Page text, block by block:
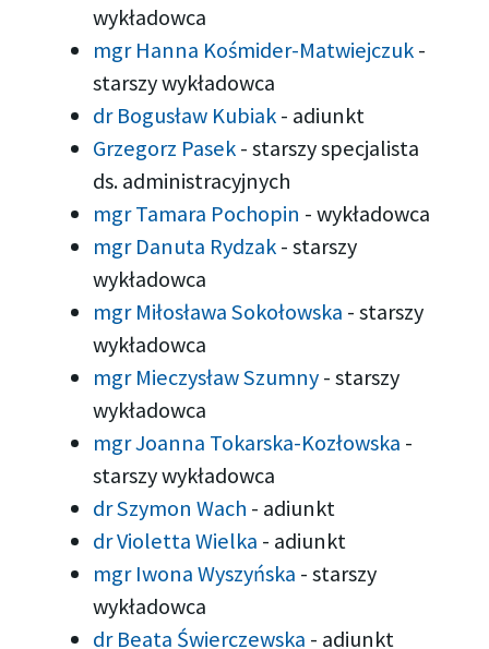
wykładowca
mgr Hanna Kośmider-Matwiejczuk-
starszy wykładowca
dr Bogusław Kubiak- adiunkt
Grzegorz Pasek-starszy specjalista
ds. administracyjnych
mgr Tamara Pochopin -wykładowca
mgr Danuta Rydzak-starszy
wykładowca
mgr Miłosława Sokołowska -starszy
wykładowca
mgr Mieczysław Szumny-starszy
wykładowca
mgr Joanna Tokarska-Kozłowska -
starszy wykładowca
dr Szymon Wach - adiunkt
dr Violetta Wielka - adiunkt
mgr Iwona Wyszyńska -starszy
wykładowca
dr Beata Świerczewska - adiunkt